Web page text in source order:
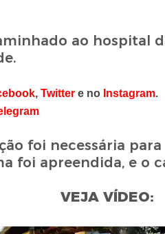
ao hospital
, Twittere no Instagram.
foi necessária
foi apreendida, e o
VEJA VÍDEO: